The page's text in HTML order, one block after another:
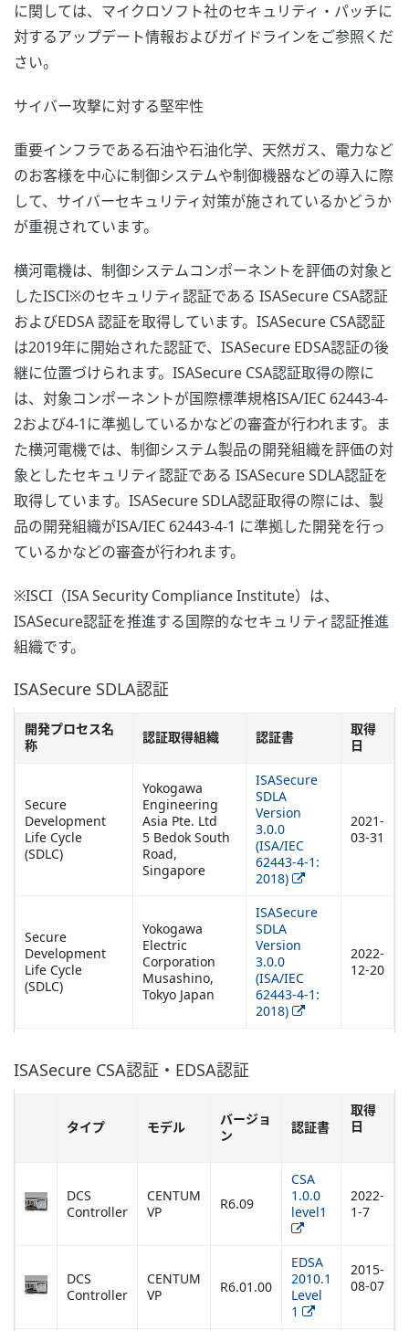
に関しては、マイクロソフト社のセキュリティ・パッチに
対するアップデート情報およびガイドラインをご参照くだ
さい。
サイバー攻撃に対する堅牢性
重要インフラである石油や石油化学、天然ガス、電力など
のお客様を中心に制御システムや制御機器などの導入に際
して、サイバーセキュリティ対策が施されているかどうか
が重視されています。
横河電機は、制御システムコンポーネントを評価の対象と
したISCI※のセキュリティ認証である ISASecure CSA認証
およびEDSA 認証を取得しています。ISASecure CSA認証
は2019年に開始された認証で、ISASecure EDSA認証の後
継に位置づけられます。ISASecure CSA認証取得の際に
は、対象コンポーネントが国際標準規格ISA/IEC 62443-4-
2および4-1に準拠しているかなどの審査が行われます。ま
た横河電機では、制御システム製品の開発組織を評価の対
象としたセキュリティ認証である ISASecure SDLA認証を
取得しています。ISASecure SDLA認証取得の際には、製
品の開発組織がISA/IEC 62443-4-1 に準拠した開発を行っ
ているかなどの審査が行われます。
※ISCI（ISA Security Compliance Institute）は、
ISASecure認証を推進する国際的なセキュリティ認証推進
組織です。
ISASecure SDLA認証
開発プロセス名
称
認証取得組織 認証書
取得
日
Secure
Development
Life Cycle
(SDLC)
Yokogawa
Engineering
Asia Pte. Ltd
5 Bedok South
Road,
Singapore
ISASecure
SDLA
Version
3.0.0
(ISA/IEC
62443-4-1:
2018)
2021-
03-31
Secure
Development
Life Cycle
(SDLC)
Yokogawa
Electric
Corporation
Musashino,
Tokyo Japan
ISASecure
SDLA
Version
3.0.0
(ISA/IEC
62443-4-1:
2018)
2022-
12-20
ISASecure CSA認証・EDSA認証
タイプ モデル
バージョ
ン
認証書
取得
日
DCS
Controller
CENTUM
VP
R6.09
CSA
1.0.0
level1
2022-
1-7
DCS
Controller
CENTUM
VP
R6.01.00
EDSA
2010.1
Level
1
2015-
08-07